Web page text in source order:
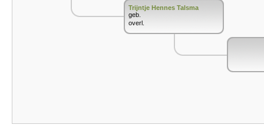
Trijntje Hennes Talsma
geb.
overl.